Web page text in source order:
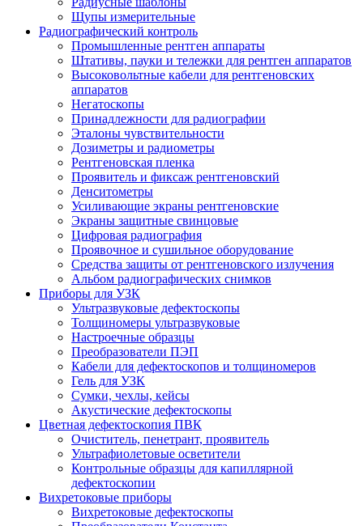
Щупы измерительные
Радиографический контроль
Промышленные рентген аппараты
Штативы, пауки и тележки для рентген аппаратов
Высоковольтные кабели для рентгеновских
аппаратов
Негатоскопы
Принадлежности для радиографии
Эталоны чувствительности
Дозиметры и радиометры
Рентгеновская пленка
Проявитель и фиксаж рентгеновский
Денситометры
Усиливающие экраны рентгеновские
Экраны защитные свинцовые
Цифровая радиография
Проявочное и сушильное оборудование
Средства защиты от рентгеновского излучения
Альбом радиографических снимков
Приборы для УЗК
Ультразвуковые дефектоскопы
Толщиномеры ультразвуковые
Настроечные образцы
Преобразователи ПЭП
Кабели для дефектоскопов и толщиномеров
Гель для УЗК
Сумки, чехлы, кейсы
Акустические дефектоскопы
Цветная дефектоскопия ПВК
Очиститель, пенетрант, проявитель
Ультрафиолетовые осветители
Контрольные образцы для капиллярной
дефектоскопии
Вихретоковые приборы
Вихретоковые дефектоскопы